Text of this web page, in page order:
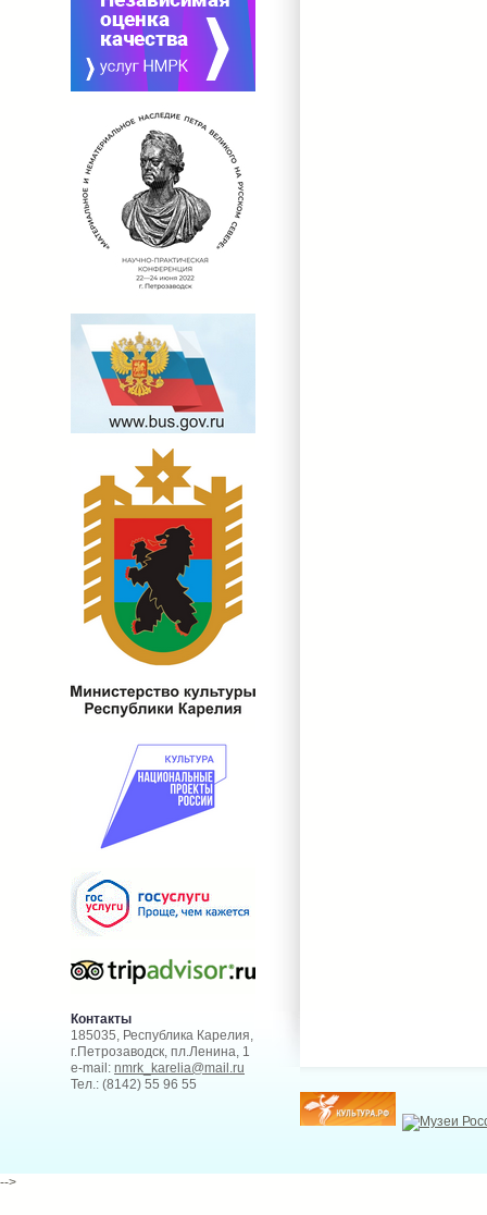
Контакты
185035, Республика Карелия,
г.Петрозаводск, пл.Ленина, 1
e-mail: nmrk_karelia@mail.ru
Тел.: (8142) 55 96 55
-->